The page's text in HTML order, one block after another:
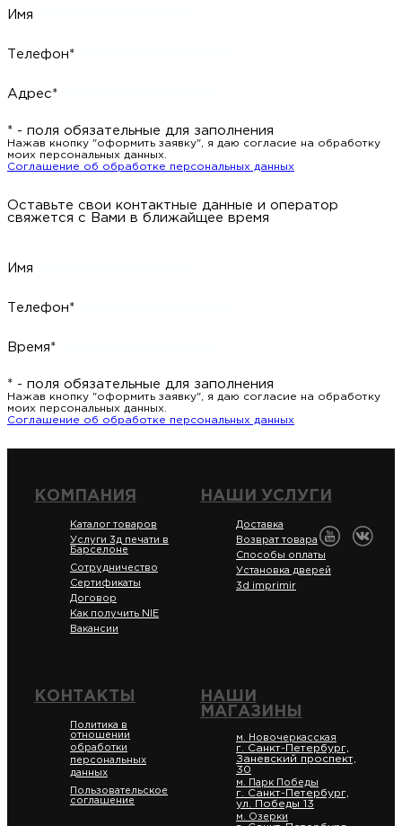
Имя
Телефон*
Адрес*
* - поля обязательные для заполнения
Нажав кнопку "оформить заявку", я даю согласие на обработку
моих персональных данных.
Соглашение об обработке персональных данных
Оставьте свои контактные данные и оператор
свяжется с Вами в ближайщее время
Имя
Телефон*
Время*
* - поля обязательные для заполнения
Нажав кнопку "оформить заявку", я даю согласие на обработку
моих персональных данных.
Соглашение об обработке персональных данных
КОМПАНИЯ
Каталог товаров
Услуги 3д печати в
Барселоне
Сотрудничество
Сертификаты
Договор
Как получить NIE
Вакансии
НАШИ УСЛУГИ
Доставка
Возврат товара
Способы оплаты
Установка дверей
3d imprimir
КОНТАКТЫ
Политика в
отношении
обработки
персональных
данных
Пользовательское
соглашение
НАШИ
МАГАЗИНЫ
м. Новочеркасская
г. Санкт-Петербург,
Заневский проспект,
30
м. Парк Победы
г. Санкт-Петербург,
ул. Победы 13
м. Озерки